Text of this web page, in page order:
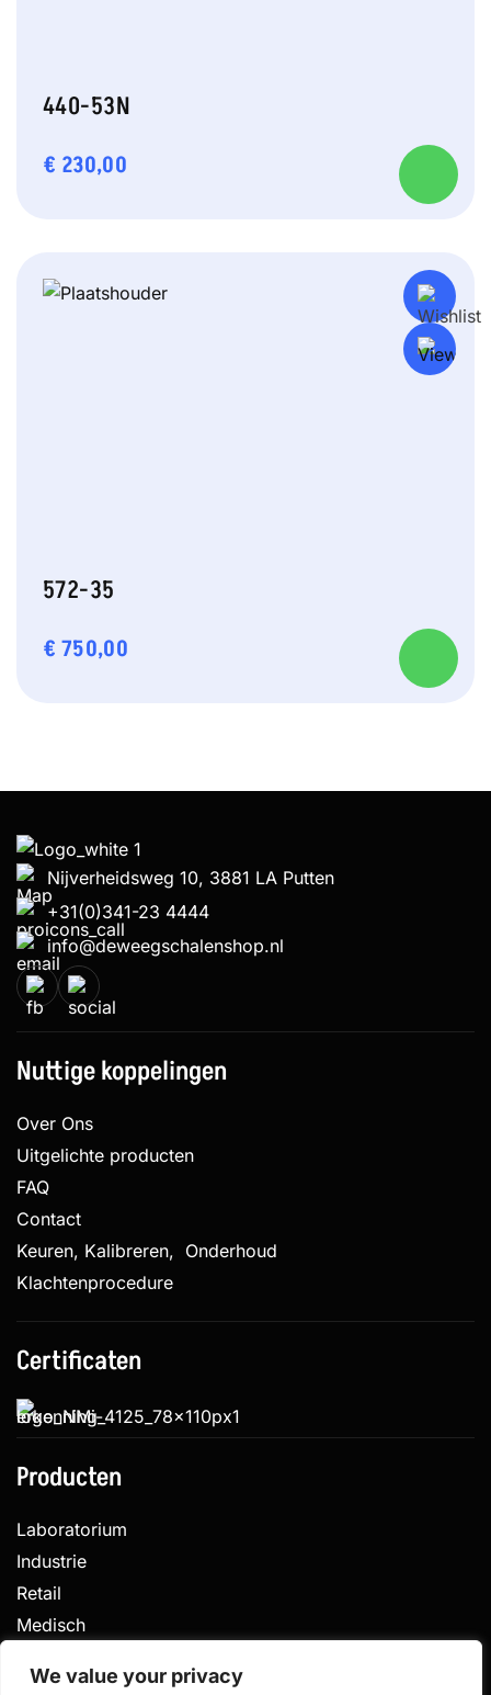
We value your privacy
440-53N
€ 230,00
572-35
€ 750,00
Nijverheidsweg 10, 3881 LA Putten
+31(0)341-23 4444
info@deweegschalenshop.nl
Nuttige koppelingen
Over Ons
Uitgelichte producten
FAQ
Contact
Keuren, Kalibreren, Onderhoud
Klachtenprocedure
Certificaten
Producten
Laboratorium
Industrie
Retail
Medisch